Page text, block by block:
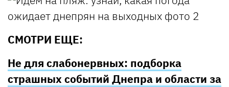
СМОТРИ ЕЩЕ:
Не для слабонервных: подборка
страшных событий Днепра и области за